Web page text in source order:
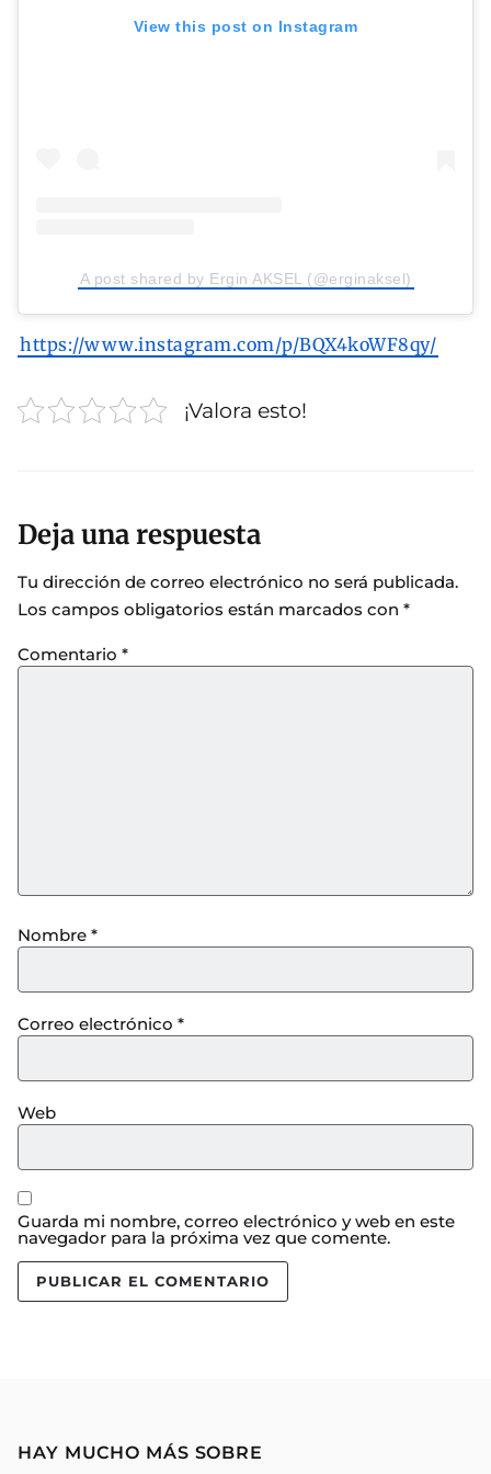
View this post on Instagram
A post shared by Ergin AKSEL (@erginaksel)
https://www.instagram.com/p/BQX4koWF8qy/
¡Valora esto!
Deja una respuesta
Tu dirección de correo electrónico no será publicada.
Los campos obligatorios están marcados con *
Comentario *
Nombre *
Correo electrónico *
Web
Guarda mi nombre, correo electrónico y web en este
navegador para la próxima vez que comente.
HAY MUCHO MÁS SOBRE